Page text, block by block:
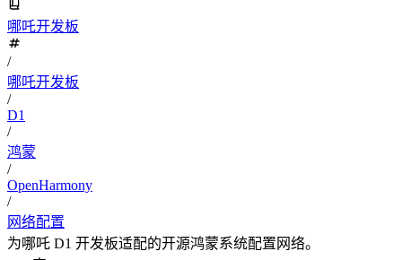
哪吒开发板
/
哪吒开发板
/
D1
/
鸿蒙
/
OpenHarmony
/
网络配置
为哪吒 D1 开发板适配的开源鸿蒙系统配置网络。